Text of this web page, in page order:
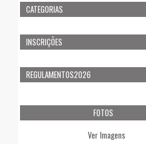
CATEGORIAS
INSCRIÇÕES
REGULAMENTOS2026
FOTOS
Ver Imagens